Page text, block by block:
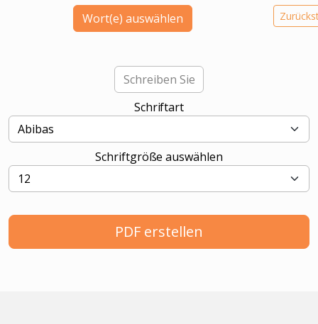
Wort(e) auswählen
Schriftart
Schriftgröße auswählen
PDF erstellen